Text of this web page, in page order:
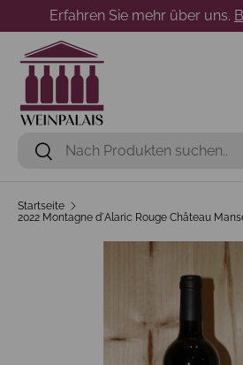
Direkt zum Inhalt
Erfahren Sie mehr über uns.
Suchen
Suchen
Startseite
2022 Montagne d´Alaric Rouge Château